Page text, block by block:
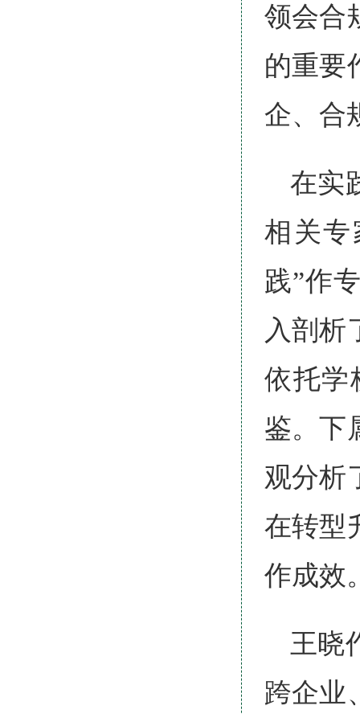
领会合
的重要
企、合
在实
相关专
践”作
入剖析
依托学
鉴。下
观分析
在转型
作成效
王晓
跨企业